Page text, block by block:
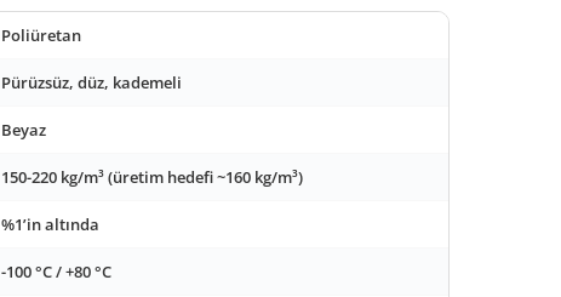
Poliüretan
Pürüzsüz, düz, kademeli
Beyaz
150-220 kg/m³ (üretim hedefi ~160 kg/m³)
%1’in altında
-100 °C / +80 °C